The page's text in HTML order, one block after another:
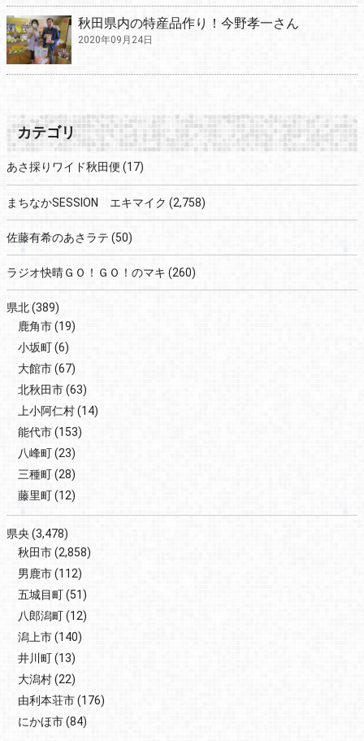
秋田県内の特産品作り！今野孝一さん
2020年09月24日
カテゴリ
あさ採りワイド秋田便 (17)
まちなかSESSION エキマイク (2,758)
佐藤有希のあさラテ (50)
ラジオ快晴ＧＯ！ＧＯ！のマキ (260)
県北(389)
鹿角市(19)
小坂町(6)
大館市(67)
北秋田市(63)
上小阿仁村(14)
能代市(153)
八峰町(23)
三種町(28)
藤里町(12)
県央(3,478)
秋田市(2,858)
男鹿市(112)
五城目町(51)
八郎潟町(12)
潟上市(140)
井川町(13)
大潟村(22)
由利本荘市(176)
にかほ市(84)